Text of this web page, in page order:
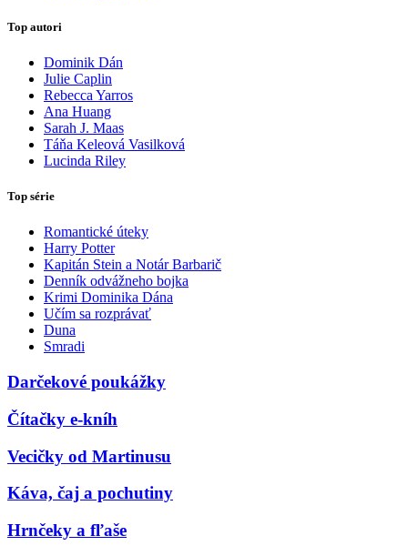
Top autori
Dominik Dán
Julie Caplin
Rebecca Yarros
Ana Huang
Sarah J. Maas
Táňa Keleová Vasilková
Lucinda Riley
Top série
Romantické úteky
Harry Potter
Kapitán Stein a Notár Barbarič
Denník odvážneho bojka
Krimi Dominika Dána
Učím sa rozprávať
Duna
Smradi
Darčekové poukážky
Čítačky e-kníh
Vecičky od Martinusu
Káva, čaj a pochutiny
Hrnčeky a fľaše